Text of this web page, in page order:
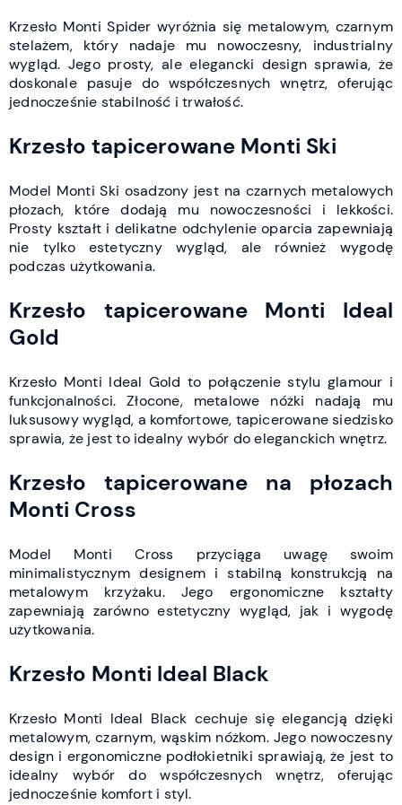
Krzesło Monti Spider wyróżnia się metalowym, czarnym
stelażem, który nadaje mu nowoczesny, industrialny
wygląd. Jego prosty, ale elegancki design sprawia, że
doskonale pasuje do współczesnych wnętrz, oferując
jednocześnie stabilność i trwałość.
Krzesło tapicerowane Monti Ski
Model Monti Ski osadzony jest na czarnych metalowych
płozach, które dodają mu nowoczesności i lekkości.
Prosty kształt i delikatne odchylenie oparcia zapewniają
nie tylko estetyczny wygląd, ale również wygodę
podczas użytkowania.
Krzesło tapicerowane Monti Ideal
Gold
Krzesło Monti Ideal Gold to połączenie stylu glamour i
funkcjonalności. Złocone, metalowe nóżki nadają mu
luksusowy wygląd, a komfortowe, tapicerowane siedzisko
sprawia, że jest to idealny wybór do eleganckich wnętrz.
Krzesło tapicerowane na płozach
Monti Cross
Model Monti Cross przyciąga uwagę swoim
minimalistycznym designem i stabilną konstrukcją na
metalowym krzyżaku. Jego ergonomiczne kształty
zapewniają zarówno estetyczny wygląd, jak i wygodę
użytkowania.
Krzesło Monti Ideal Black
Krzesło Monti Ideal Black cechuje się elegancją dzięki
metalowym, czarnym, wąskim nóżkom. Jego nowoczesny
design i ergonomiczne podłokietniki sprawiają, że jest to
idealny wybór do współczesnych wnętrz, oferując
jednocześnie komfort i styl.